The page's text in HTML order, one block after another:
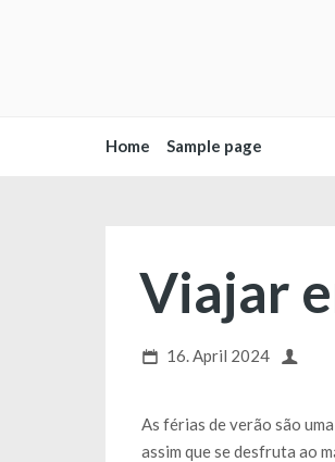
Home Sample page
Viajar
16. April 2024
As férias de verão são
assim que se desfruta ao